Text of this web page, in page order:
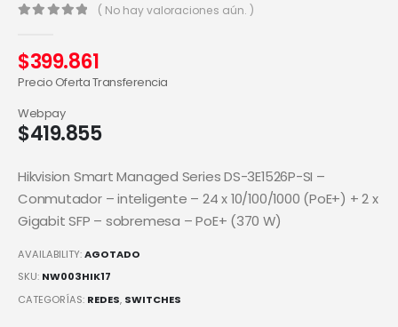
( No hay valoraciones aún. )
$399.861
Precio Oferta Transferencia
$419.855
Webpay
Hikvision Smart Managed Series DS-3E1526P-SI –
Conmutador – inteligente – 24 x 10/100/1000 (PoE+) + 2 x
Gigabit SFP – sobremesa – PoE+ (370 W)
AVAILABILITY:AGOTADO
SKU: NW003HIK17
CATEGORÍAS: REDES, SWITCHES